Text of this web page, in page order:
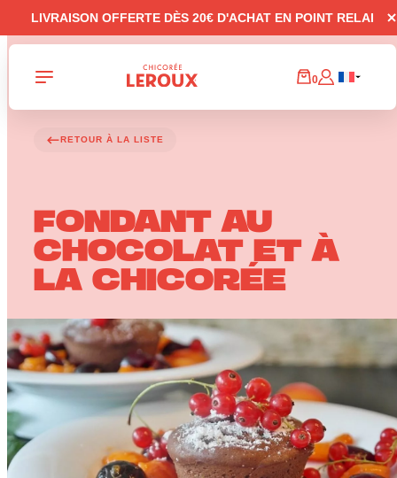
LIVRAISON OFFERTE DÈS 20€ D'ACHAT EN POINT RELAI
0
RETOUR À LA LISTE
FONDANT AU
CHOCOLAT ET À
LA CHICORÉE
Panneau de gestion des cookies